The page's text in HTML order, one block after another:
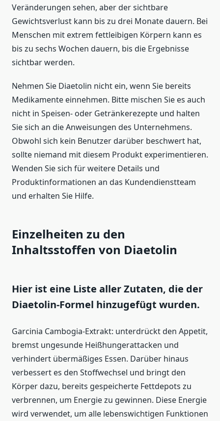
Veränderungen sehen, aber der sichtbare
Gewichtsverlust kann bis zu drei Monate dauern. Bei
Menschen mit extrem fettleibigen Körpern kann es
bis zu sechs Wochen dauern, bis die Ergebnisse
sichtbar werden.
Nehmen Sie Diaetolin nicht ein, wenn Sie bereits
Medikamente einnehmen. Bitte mischen Sie es auch
nicht in Speisen- oder Getränkerezepte und halten
Sie sich an die Anweisungen des Unternehmens.
Obwohl sich kein Benutzer darüber beschwert hat,
sollte niemand mit diesem Produkt experimentieren.
Wenden Sie sich für weitere Details und
Produktinformationen an das Kundendienstteam
und erhalten Sie Hilfe.
Einzelheiten zu den
Inhaltsstoffen von Diaetolin
Hier ist eine Liste aller Zutaten, die der
Diaetolin-Formel hinzugefügt wurden.
Garcinia Cambogia-Extrakt: unterdrückt den Appetit,
bremst ungesunde Heißhungerattacken und
verhindert übermäßiges Essen. Darüber hinaus
verbessert es den Stoffwechsel und bringt den
Körper dazu, bereits gespeicherte Fettdepots zu
verbrennen, um Energie zu gewinnen. Diese Energie
wird verwendet, um alle lebenswichtigen Funktionen